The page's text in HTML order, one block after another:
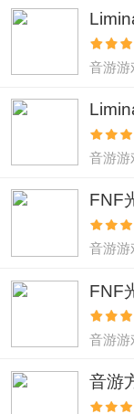
音游游
音游游
FNF
音游游
FNF
音游游
音游